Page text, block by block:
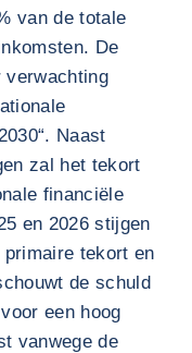
van de totale
De
verwachting
Naast
zal het tekort
financiële
en 2026 stijgen
tekort en
de schuld
een hoog
vanwege de